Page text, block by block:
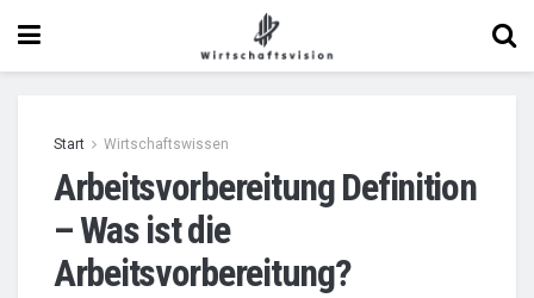
Start Wirtschaftswissen
Arbeitsvorbereitung Definition
– Was ist die
Arbeitsvorbereitung?